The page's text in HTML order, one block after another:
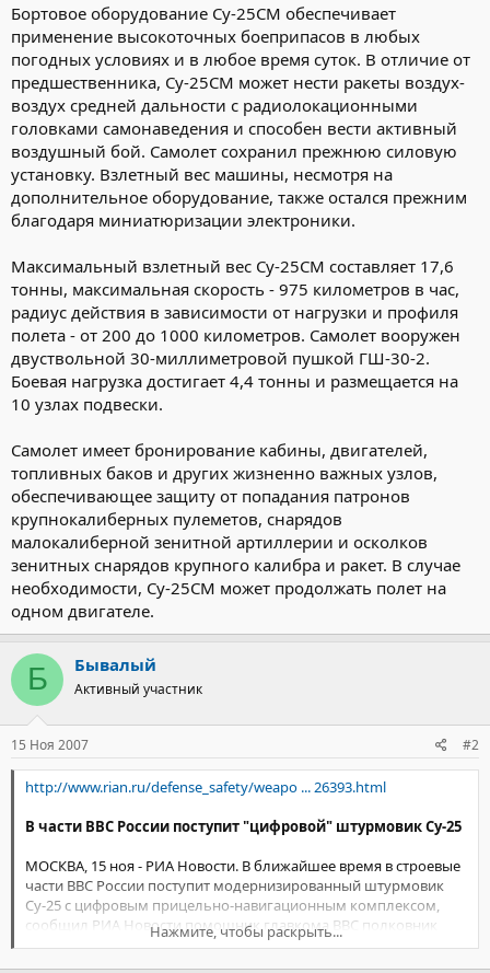
Бортовое оборудование Су-25СМ обеспечивает
применение высокоточных боеприпасов в любых
погодных условиях и в любое время суток. В отличие от
предшественника, Су-25СМ может нести ракеты воздух-
воздух средней дальности с радиолокационными
головками самонаведения и способен вести активный
воздушный бой. Самолет сохранил прежнюю силовую
установку. Взлетный вес машины, несмотря на
дополнительное оборудование, также остался прежним
благодаря миниатюризации электроники.
Максимальный взлетный вес Су-25СМ составляет 17,6
тонны, максимальная скорость - 975 километров в час,
радиус действия в зависимости от нагрузки и профиля
полета - от 200 до 1000 километров. Самолет вооружен
двуствольной 30-миллиметровой пушкой ГШ-30-2.
Боевая нагрузка достигает 4,4 тонны и размещается на
10 узлах подвески.
Самолет имеет бронирование кабины, двигателей,
топливных баков и других жизненно важных узлов,
обеспечивающее защиту от попадания патронов
крупнокалиберных пулеметов, снарядов
малокалиберной зенитной артиллерии и осколков
зенитных снарядов крупного калибра и ракет. В случае
необходимости, Су-25СМ может продолжать полет на
одном двигателе.
Б Бывалый
Активный участник
15 Ноя 2007 #2
http://www.rian.ru/defense_safety/weapo ... 26393.html
В части ВВС России поступит "цифровой" штурмовик Су-25
МОСКВА, 15 ноя - РИА Новости. В ближайшее время в строевые
части ВВС России поступит модернизированный штурмовик
Су-25 с цифровым прицельно-навигационным комплексом,
сообщил РИА Новости помощник главкома ВВС полковник
Александр Дробышевский.
Нажмите, чтобы раскрыть...